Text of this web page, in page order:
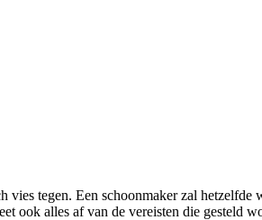
tegen. Een schoonmaker zal
ook alles af van de vereisten die gesteld